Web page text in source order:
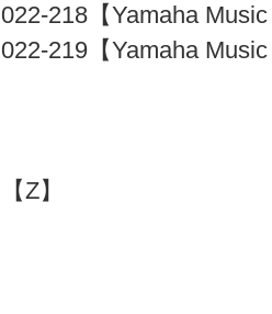
022-218【Yamaha
022-219【Yamaha
【Z】